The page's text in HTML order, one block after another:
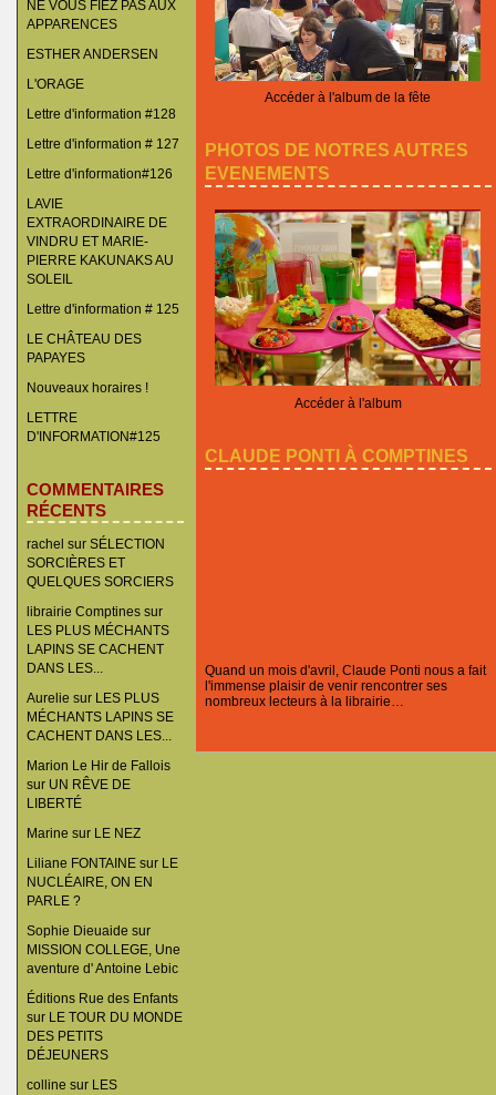
NE VOUS FIEZ PAS AUX
APPARENCES
ESTHER ANDERSEN
L'ORAGE
Lettre d'information #128
Lettre d'information # 127
Lettre d'information#126
LAVIE
EXTRAORDINAIRE DE
VINDRU ET MARIE-
PIERRE KAKUNAKS AU
SOLEIL
Lettre d'information # 125
LE CHÂTEAU DES
PAPAYES
Nouveaux horaires !
LETTRE
D'INFORMATION#125
COMMENTAIRES
RÉCENTS
rachel sur SÉLECTION
SORCIÈRES ET
QUELQUES SORCIERS
librairie Comptinessur
LES PLUS MÉCHANTS
LAPINS SE CACHENT
DANS LES...
Aurelie sur LES PLUS
MÉCHANTS LAPINS SE
CACHENT DANS LES...
Marion Le Hir de Fallois
sur UN RÊVE DE
LIBERTÉ
Marine sur LE NEZ
Liliane FONTAINEsur LE
NUCLÉAIRE, ON EN
PARLE ?
Sophie Dieuaide sur
MISSION COLLEGE, Une
aventure d' Antoine Lebic
Éditions Rue des Enfants
sur LE TOUR DU MONDE
DES PETITS
DÉJEUNERS
colline sur LES
Accéder à l'album de la fête
PHOTOS DE NOTRES AUTRES
EVENEMENTS
Accéder à l'album
CLAUDE PONTI À COMPTINES
Quand un mois d'avril, Claude Ponti nous a fait
l'immense plaisir de venir rencontrer ses
nombreux lecteurs à la librairie…